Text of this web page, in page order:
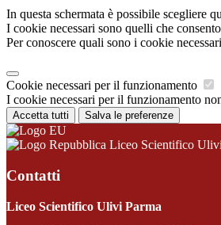
In questa schermata è possibile scegliere
I cookie necessari sono quelli che
Per conoscere quali sono i cookie
Cookie necessari per il funzionamento
I cookie necessari per il funzionamento
Accetta tutti Salva le preferenze
Liceo Scientifico
Contatti
Liceo Scientifico Ulivi Parma